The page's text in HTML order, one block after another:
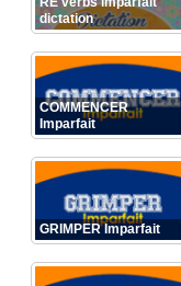
dictation
COMMENCER
Imparfait
GRIMPER Imparfait